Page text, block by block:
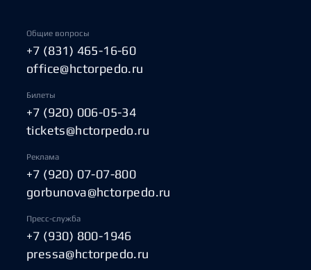
Общие вопросы
+7 (831) 465-16-60
office@hctorpedo.ru
Билеты
+7 (920) 006-05-34
tickets@hctorpedo.ru
Реклама
+7 (920) 07-07-800
gorbunova@hctorpedo.ru
Пресс-служба
+7 (930) 800-1946
pressa@hctorpedo.ru